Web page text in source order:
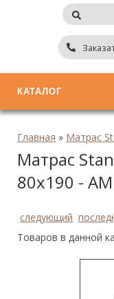
КАТАЛОГ
Главная » Матрас
Матрас
80x190 -
следующий
Товаров в данной